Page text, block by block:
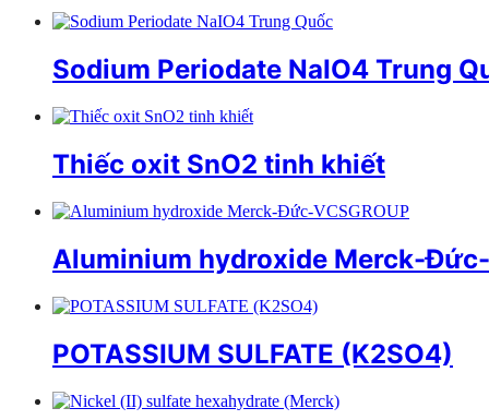
Sodium Periodate NaIO4 Trung
Thiếc oxit SnO2 tinh khiết
Aluminium hydroxide Merck-Đức-
POTASSIUM SULFATE (K2SO4)